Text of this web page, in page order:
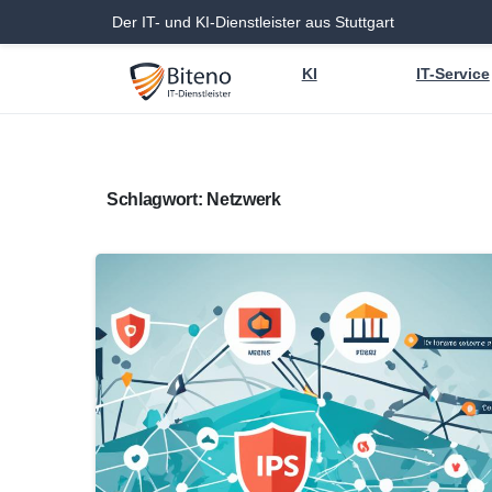
Der IT- und KI-Dienstleister aus Stuttgart
KI IT-Service
Schlagwort: Netzwerk